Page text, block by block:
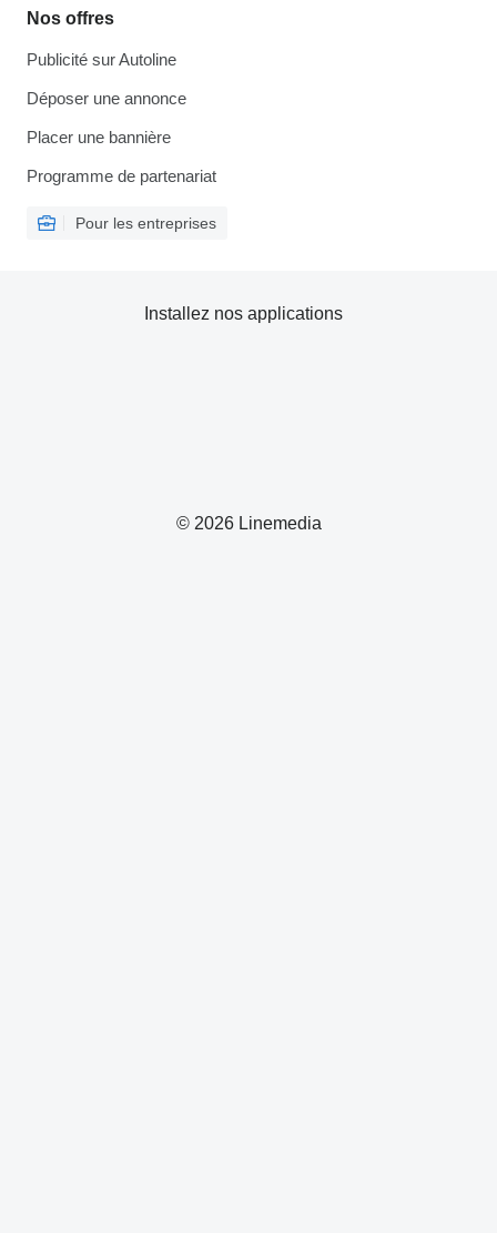
Nos offres
Publicité sur Autoline
Déposer une annonce
Placer une bannière
Programme de partenariat
Pour les entreprises
© 2026 Linemedia
Installez nos applications